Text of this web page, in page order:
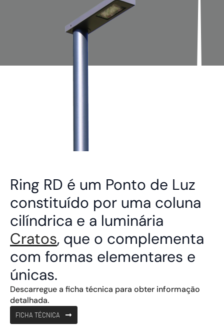
Ring RD é um Ponto de Luz
constituído por uma coluna
cilíndrica e a luminária
Cratos, que o complementa
com formas elementares e
únicas.
Descarregue a ficha técnica para obter informação
detalhada.
FICHA TÉCNICA